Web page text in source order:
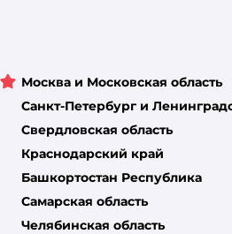
Москва и Московская область
Санкт-Петербург и
Свердловская область
Краснодарский край
Башкортостан Республика
Самарская область
Челябинская область